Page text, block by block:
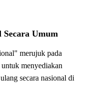
Secara Umum
merujuk pada
menyediakan
secara nasional di